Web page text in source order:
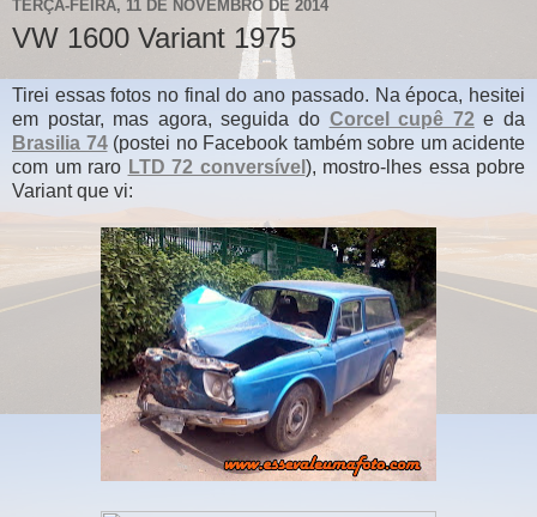
TERÇA-FEIRA, 11 DE NOVEMBRO DE 2014
VW 1600 Variant 1975
Tirei essas fotos no final do ano passado. Na época, hesitei
em postar, mas agora, seguida do Corcel cupê 72e da
Brasilia 74(postei no Facebook também sobre um acidente
com um raro LTD 72 conversível ), mostro-lhes essa pobre
Variant que vi: